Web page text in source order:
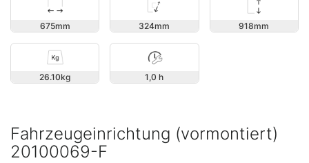
675 324 918
26.10 1,0 h
Fahrzeugeinrichtung (vormontiert)
20100069-F